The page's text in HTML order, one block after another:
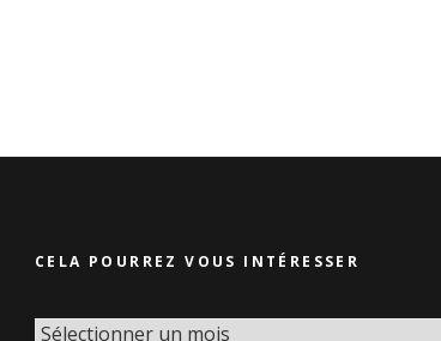
CELA POURREZ VOUS INTÉRESSER
Cela